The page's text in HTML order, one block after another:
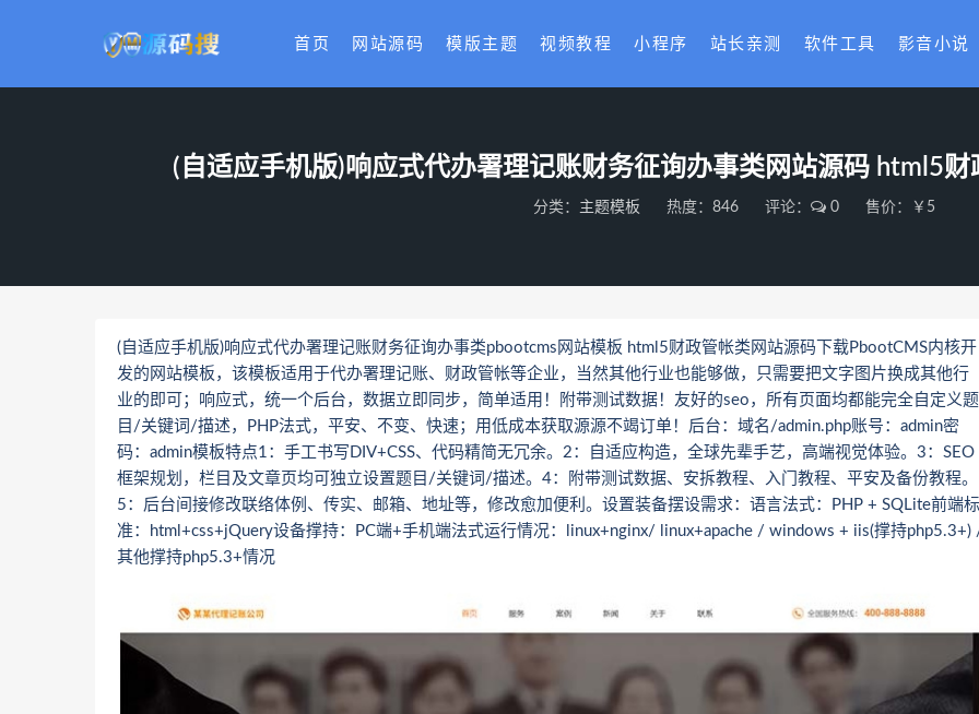
首页 网站源码 模版主题 视频教程 小程序 站长亲测 软件工具 影音小说
(自适应手机版)响应式代办署理记账财务征询办事类网站源码 html5
分类： 主题模板 热度：846 评论： 0 售价：￥5
(自适应手机版)响应式代办署理记账财务征询办事类pbootcms网站模板 html5财政管帐类网站源码下载PbootCMS内核开
发的网站模板，该模板适用于代办署理记账、财政管帐等企业，当然其他行业也能够做，只需要把文字图片换成其他行
业的即可；响应式，统一个后台，数据立即同步，简单适用！附带测试数据！友好的seo，所有页面均都能完全自定义题
目/关键词/描述，PHP法式，平安、不变、快速；用低成本获取源源不竭订单！后台：域名/admin.php账号：admin密
码：admin模板特点1：手工书写DIV+CSS、代码精简无冗余。2：自适应构造，全球先辈手艺，高端视觉体验。3：SEO
框架规划，栏目及文章页均可独立设置题目/关键词/描述。4：附带测试数据、安拆教程、入门教程、平安及备份教程。
5：后台间接修改联络体例、传实、邮箱、地址等，修改愈加便利。设置装备摆设需求：语言法式：PHP + SQLite前端标
准：html+css+jQuery设备撑持：PC端+手机端法式运行情况：linux+nginx/ linux+apache / windows + iis(撑持php5.3+)
其他撑持php5.3+情况